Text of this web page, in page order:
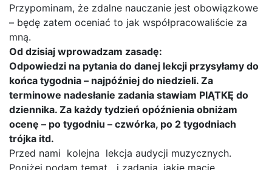
Przypominam, że zdalne nauczanie jest obowiązkowe
– będę zatem oceniać to jak współpracowaliście za
mną.
Od dzisiaj wprowadzam zasadę:
Odpowiedzi na pytania do danej lekcji przysyłamy do
końca tygodnia – najpóźniej do niedzieli. Za
terminowe nadesłanie zadania stawiam PIĄTKĘ do
dziennika. Za każdy tydzień opóźnienia obniżam
ocenę – po tygodniu – czwórka, po 2 tygodniach
trójka itd.
Przed nami kolejna lekcja audycji muzycznych.
Poniżej podam temat i zadania, jakie macie